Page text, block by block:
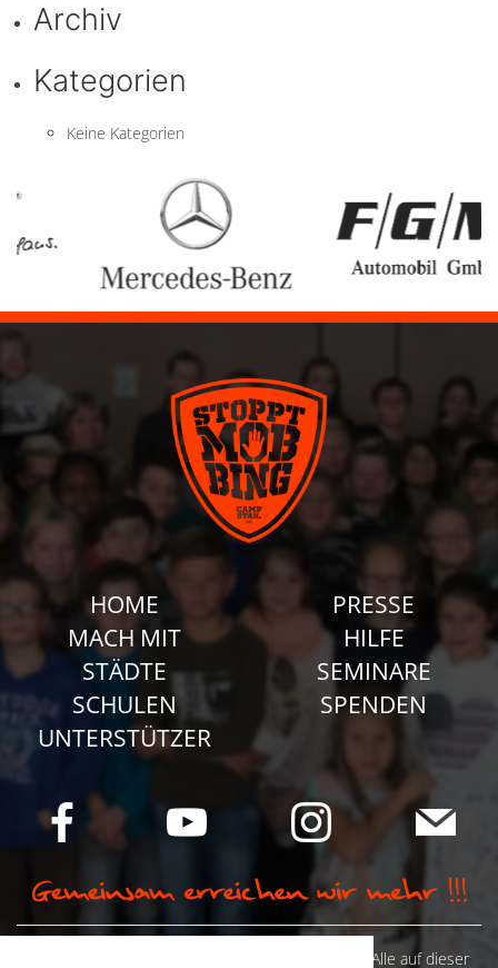
Archiv
Kategorien
Keine Kategorien
HOME
MACH MIT
STÄDTE
SCHULEN
UNTERSTÜTZER
PRESSE
HILFE
SEMINARE
SPENDEN
© Camp Stahl e.V. 2026 alle Rechte vorbehalten: Alle auf dieser